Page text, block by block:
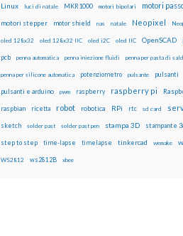
Linux luci di natale MKR1000 motori bipolari motori
motori stepper motor shield nas natale Neopixel
oled 128x32 oled 128x32 IIC oled i2C oled IIC OpenSCAD
pcb penna automatica penna iniezione fluidi penna per pasta di
penna per silicone automatica potenziometro pulsante pulsanti
pulsanti e arduino pwm raspberry raspberry pi
raspbian ricetta robot robotica RPi rtc sd card
sketch solder past solder past pen stampa 3D stampante
step to step time-lapse timelapse tinkercad wemake
WS2812 ws2812B xbee